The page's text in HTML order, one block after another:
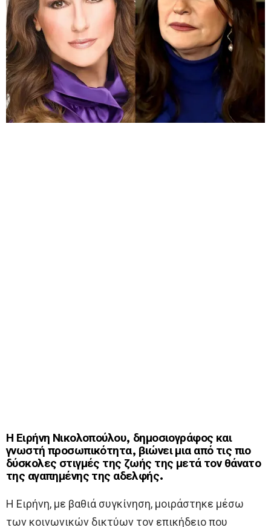
Η Ειρήνη Νικολοπούλου, δημοσιογράφος και
γνωστή προσωπικότητα, βιώνει μια από τις πιο
δύσκολες στιγμές της ζωής της μετά τον θάνατο
της αγαπημένης της αδελφής.
Η Ειρήνη, με βαθιά συγκίνηση, μοιράστηκε μέσω
των κοινωνικών δικτύων τον επικήδειο που